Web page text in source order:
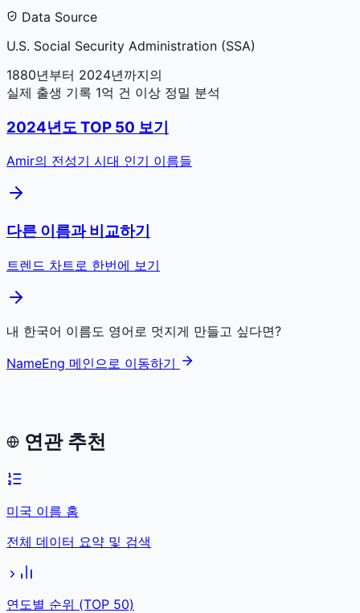
Data Source
U.S. Social Security Administration (SSA)
1880년부터 2024년까지의
실제 출생 기록 1억 건 이상 정밀 분석
2024년도 TOP 50 보기
Amir의 전성기 시대 인기 이름들
다른 이름과 비교하기
트렌드 차트로 한번에 보기
내 한국어 이름도 영어로 멋지게 만들고 싶다면?
NameEng 메인으로 이동하기
연관 추천
미국 이름 홈
전체 데이터 요약 및 검색
연도별 순위 (TOP 50)